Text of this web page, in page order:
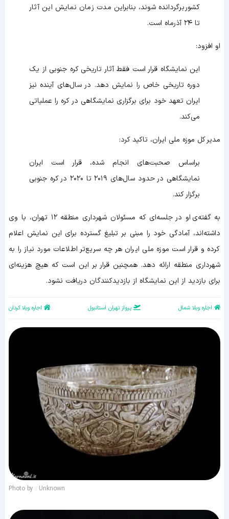
کشور برگردانده شوند، بنابراین مدت زمان نمایش این آثار
تا ۲۴ آذرماه است.
او افزود:
این نمایشگاه قرار است فقط آثار تاریخی کره جنوبی از یک
دوره تاریخی خاص را نمایش دهد. در سال‌های آینده نیز
ایران تعهد خود برای برگزاری نمایشگاهی در کره را عملیاتی
می‌کند.
مدیر کل موزه ملی ایران، تاکید کرد:
براساس صحبت‌های انجام شده، قرار است ایران
نمایشگاهی در حدود سال‌های ۲۰۱۹ تا ۲۰۲۰ در کره جنوبی
برگزار کند.
به گفته‌ی او در جلسه‌ای که مسئولان شهرداری منطقه ۱۲ تهران، با وی
داشته‌اند، آمادگی خود را مبنی بر تبلیغ گسترده برای این نمایش اعلام
کرده‌ و قرار است موزه ملی ایران هر چه سریع‌تر اطلاعات مورد نیاز را به
شهرداری منطقه ارائه دهد. همچنین قرار بر این است که هیچ هزینه‌ای
برای بازدید از این نمایشگاه از بازدیدکنندگان دریافت نشود.
اجاره ویلا شمال پرواز تهران استانبول اجاره ویلا کردان
Photo by : Unknown